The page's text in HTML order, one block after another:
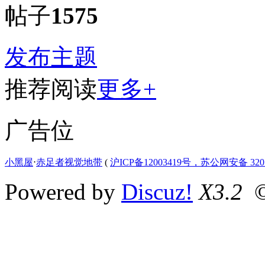
帖子1575
发布主题
推荐阅读更多+
广告位
小黑屋⋅赤足者视觉地带 ( 沪ICP备12003419号，苏公网安备
Powered by Discuz! X3.2